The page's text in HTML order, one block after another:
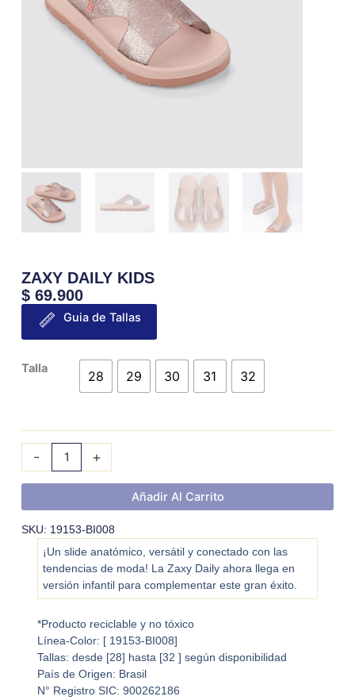
ZAXY DAILY KIDS
$69.900
Guia de Tallas
Talla 28 29 30 31 32
-
ZAXY
+
Añadir Al Carrito
SKU: 19153-BI008
¡Un slide anatómico, versátil y conectado con las
tendencias de moda! La Zaxy Daily ahora llega en
versión infantil para complementar este gran éxito.
*Producto reciclable y no tóxico
Línea-Color: [ 19153-BI008]
Tallas: desde [28] hasta [32 ] según disponibilidad
País de Origen: Brasil
N° Registro SIC: 900262186